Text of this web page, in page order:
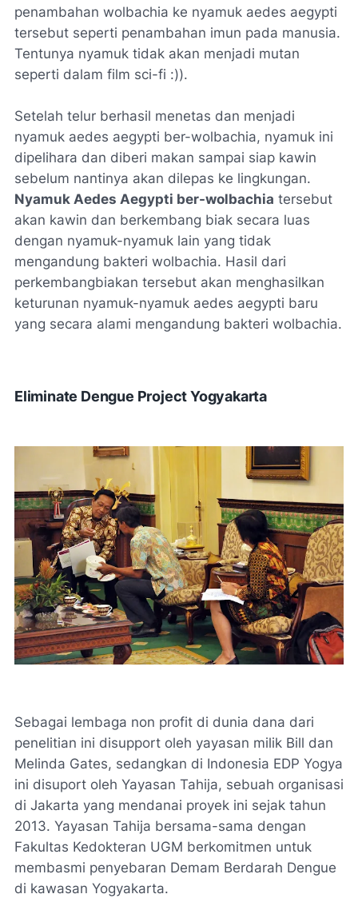
penambahan wolbachia ke nyamuk aedes aegypti
tersebut seperti penambahan imun pada manusia.
Tentunya nyamuk tidak akan menjadi mutan
seperti dalam film sci-fi :)).
Setelah telur berhasil menetas dan menjadi
nyamuk aedes aegypti ber-wolbachia, nyamuk ini
dipelihara dan diberi makan sampai siap kawin
sebelum nantinya akan dilepas ke lingkungan.
Nyamuk Aedes Aegypti ber-wolbachia tersebut
akan kawin dan berkembang biak secara luas
dengan nyamuk-nyamuk lain yang tidak
mengandung bakteri wolbachia. Hasil dari
perkembangbiakan tersebut akan menghasilkan
keturunan nyamuk-nyamuk aedes aegypti baru
yang secara alami mengandung bakteri wolbachia.
Eliminate Dengue Project Yogyakarta
Sebagai lembaga non profit di dunia dana dari
penelitian ini disupport oleh yayasan milik Bill dan
Melinda Gates, sedangkan di Indonesia EDP Yogya
ini disuport oleh Yayasan Tahija, sebuah organisasi
di Jakarta yang mendanai proyek ini sejak tahun
2013. Yayasan Tahija bersama-sama dengan
Fakultas Kedokteran UGM berkomitmen untuk
membasmi penyebaran Demam Berdarah Dengue
di kawasan Yogyakarta.